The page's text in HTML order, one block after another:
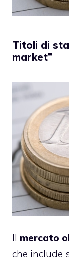
Titoli di
market”
Il mercato
che include